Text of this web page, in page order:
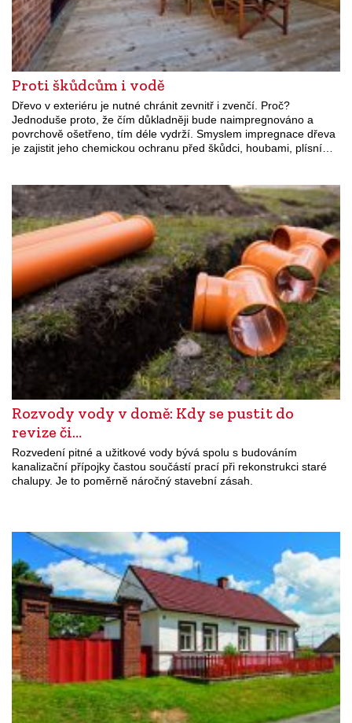
Proti škůdcům i vodě
Dřevo v exteriéru je nutné chránit zevnitř i zvenčí. Proč?
Jednoduše proto, že čím důkladněji bude naimpregnováno a
povrchově ošetřeno, tím déle vydrží. Smyslem impregnace dřeva
je zajistit jeho chemickou ochranu před škůdci, houbami, plísní…
Rozvody vody v domě: Kdy se pustit do
revize či…
Rozvedení pitné a užitkové vody bývá spolu s budováním
kanalizační přípojky častou součástí prací při rekonstrukci staré
chalupy. Je to poměrně náročný stavební zásah.